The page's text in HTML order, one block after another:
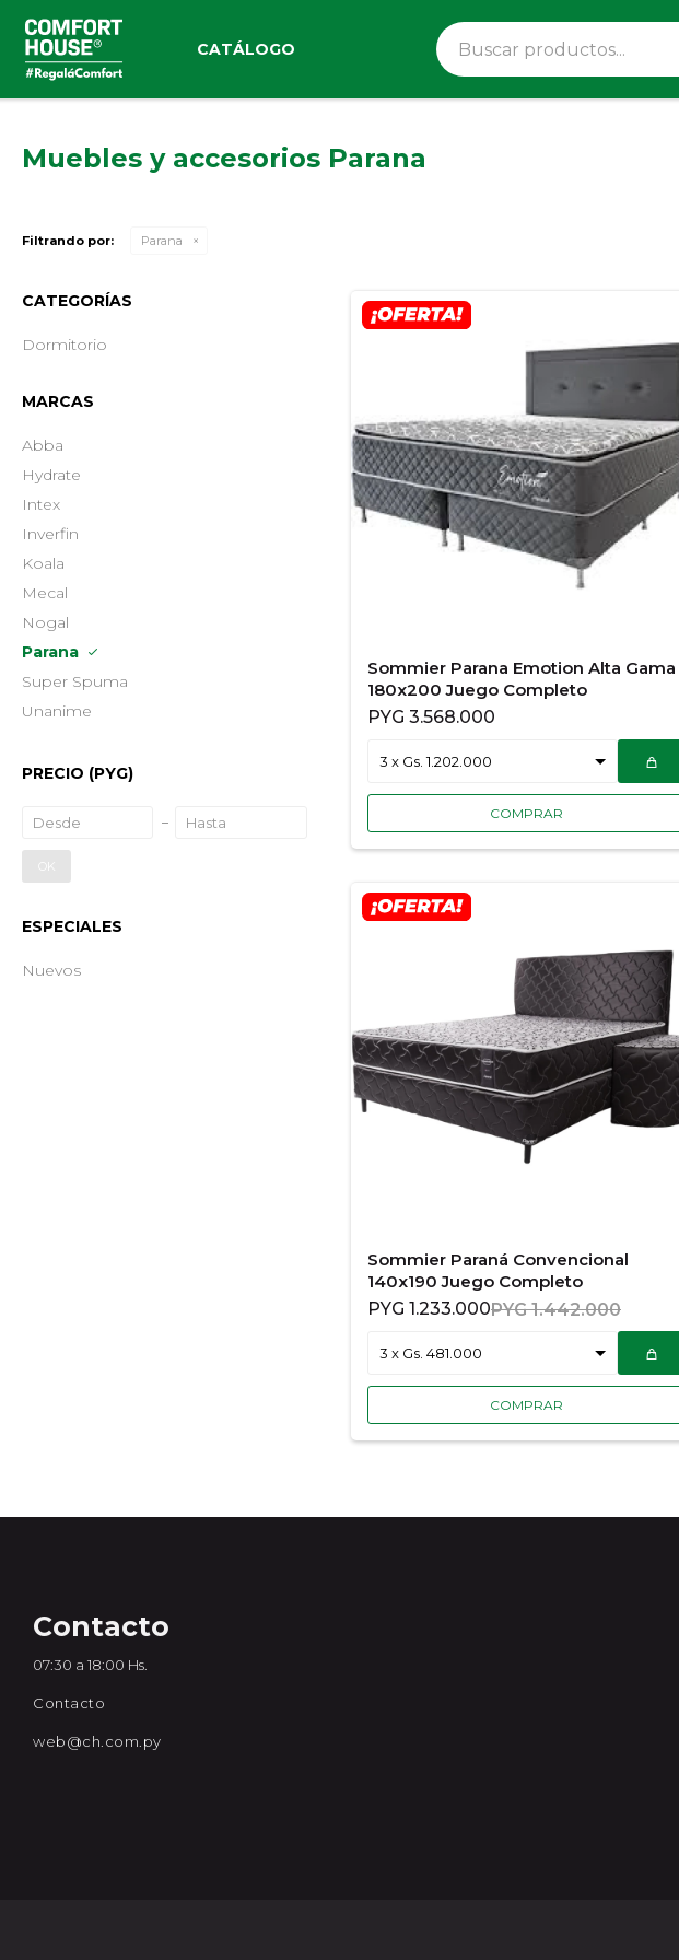
CATÁLOGO
Muebles y accesorios Parana
Filtrando por: Parana
Sommier Parana Emotion Alta Gama
180x200 Juego Completo
PYG 3.568.000
Sommier Paraná Convencional
140x190 Juego Completo
PYG 1.233.000PYG 1.442.000
CATEGORÍAS
Dormitorio
MARCAS
Abba
Hydrate
Intex
Inverfin
Koala
Mecal
Nogal
Parana
Super Spuma
Unanime
PRECIO (PYG)
OK
ESPECIALES
Nuevos
Contacto
07:30 a 18:00 Hs.
Contacto
web@ch.com.py